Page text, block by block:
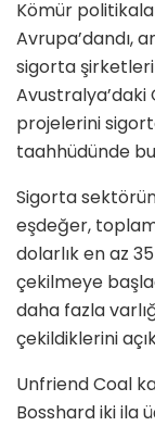
Kömür
Avrupa’dandı,
sigorta
projelerini
taahhüdünde
Sigorta
eşdeğer,
dolarlık en az
çekilmeye
daha fazla
çekildiklerini
Unfriend Coal
Bosshard iki ila